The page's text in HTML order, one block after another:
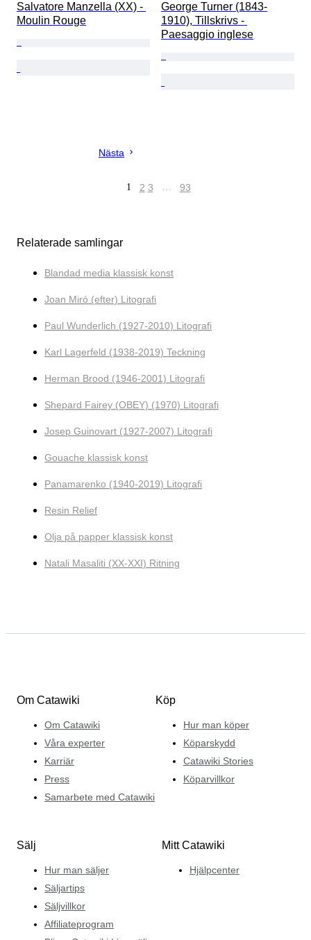
Salvatore Manzella (XX) -
Moulin Rouge
George Turner (1843-
1910), Tillskrivs -
Paesaggio inglese
Nästa
1 2 3 … 93
Relaterade samlingar
Blandad media klassisk konst
Joan Miró (efter) Litografi
Paul Wunderlich (1927-2010) Litografi
Karl Lagerfeld (1938-2019) Teckning
Herman Brood (1946-2001) Litografi
Shepard Fairey (OBEY) (1970) Litografi
Josep Guinovart (1927-2007) Litografi
Gouache klassisk konst
Panamarenko (1940-2019) Litografi
Resin Relief
Olja på papper klassisk konst
Natali Masaliti (XX-XXI) Ritning
Om Catawiki
Om Catawiki
Våra experter
Karriär
Press
Samarbete med Catawiki
Köp
Hur man köper
Köparskydd
Catawiki Stories
Köparvillkor
Sälj
Hur man säljer
Säljartips
Säljvillkor
Affiliateprogram
Mitt Catawiki
Hjälpcenter